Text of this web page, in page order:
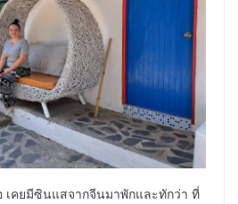
เคยมีซินแสจากจีนมาพักและทักว่า ที่